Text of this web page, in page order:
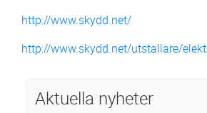
http://www.skydd.net/
http://www.skydd.net/utstallare/
Aktuella nyheter